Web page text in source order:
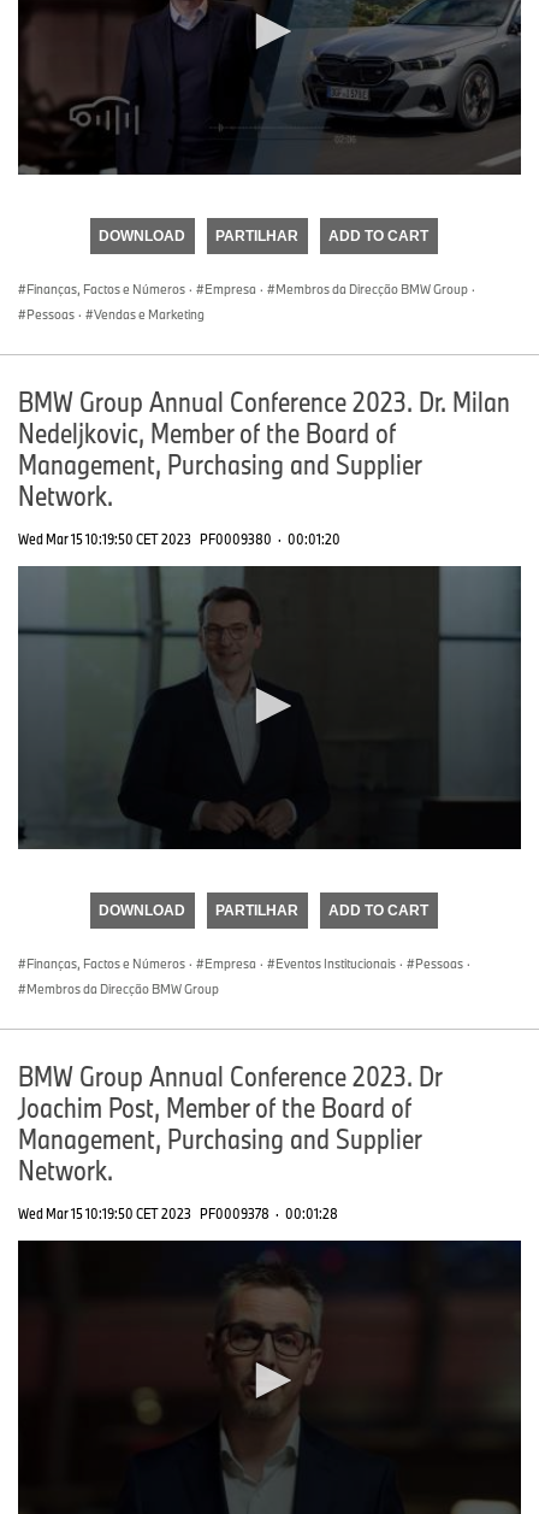
DOWNLOAD PARTILHAR ADD TO CART
Finanças, Factos e Números · Empresa · Membros da Direcção BMW Group ·
Pessoas · Vendas e Marketing
BMW Group Annual Conference 2023. Dr. Milan
Nedeljkovic, Member of the Board of
Management, Purchasing and Supplier
Network.
Wed Mar 15 10:19:50 CET 2023 PF0009380 · 00:01:20
DOWNLOAD PARTILHAR ADD TO CART
Finanças, Factos e Números · Empresa · Eventos Institucionais · Pessoas ·
Membros da Direcção BMW Group
BMW Group Annual Conference 2023. Dr
Joachim Post, Member of the Board of
Management, Purchasing and Supplier
Network.
Wed Mar 15 10:19:50 CET 2023 PF0009378 · 00:01:28